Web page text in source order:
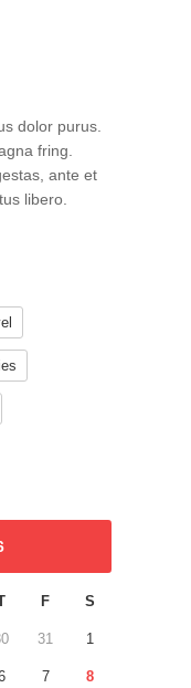
dolor purus.
fring.
ante et
libero.
F S
31 1
7 8